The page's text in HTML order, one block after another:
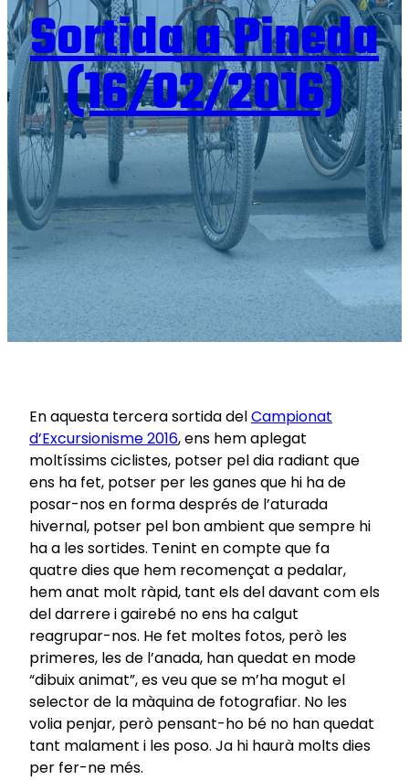
Sortida a Pineda
(16/02/2016)
En aquesta tercera sortida delCampionat
d’Excursionisme 2016, ens hem aplegat
moltíssims ciclistes, potser pel dia radiant que
ens ha fet, potser per les ganes que hi ha de
posar-nos en forma després de l’aturada
hivernal, potser pel bon ambient que sempre hi
ha a les sortides. Tenint en compte que fa
quatre dies que hem recomençat a pedalar,
hem anat molt ràpid, tant els del davant com els
del darrere i gairebé no ens ha calgut
reagrupar-nos. He fet moltes fotos, però les
primeres, les de l’anada, han quedat en mode
“dibuix animat”, es veu que se m’ha mogut el
selector de la màquina de fotografiar. No les
volia penjar, però pensant-ho bé no han quedat
tant malament i les poso. Ja hi haurà molts dies
per fer-ne més.